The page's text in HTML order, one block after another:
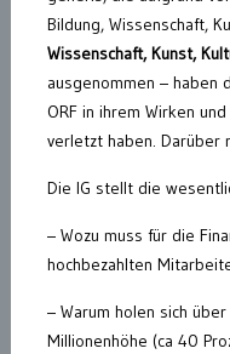
Bildung, Wissenschaft,
Wissenschaft, Kunst,
ausgenommen – haben
ORF in ihrem Wirken
verletzt haben. Darüber
Die IG stellt die
– Wozu muss für die
hochbezahlten
– Warum holen sich
Millionenhöhe (ca 40